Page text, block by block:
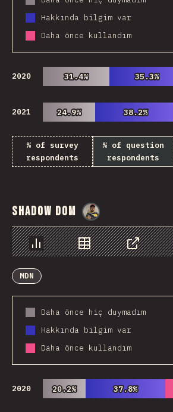
Hakkında bilgim var
Daha önce kullandım
2020 31.4%
31.4% 35.3%
35.3%
2021 24.9%
24.9% 38.2%
38.2%
% of survey
respondents
% of question
respondents
Shadow DOM
Chart Data Share
MDN
Daha önce hiç duymadım
Hakkında bilgim var
Daha önce kullandım
2020 20.2%
20.2% 37.8%
37.8%